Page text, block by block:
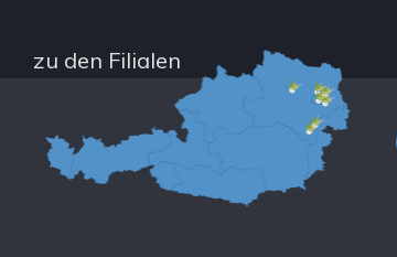
zu den Filialen